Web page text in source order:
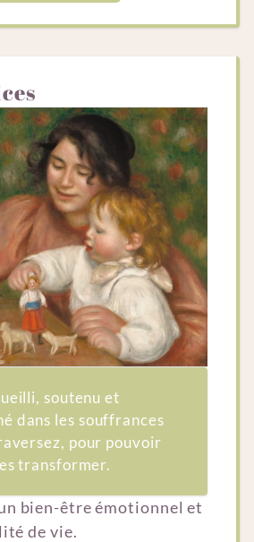
soutenu et
dans les souffrances
pour pouvoir
transformer.
bien-être émotionnel et
de vie.